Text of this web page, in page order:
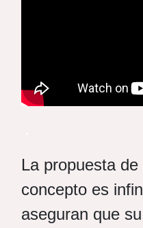
La propuesta
concepto es
aseguran que